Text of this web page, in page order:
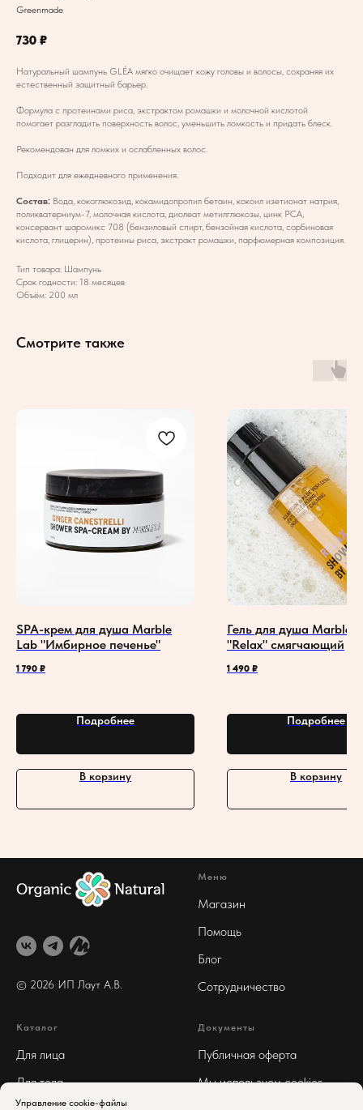
Greenmade
730 ₽
Натуральный шампунь GLÉA мягко очищает кожу головы и волосы, сохраняя их
естественный защитный барьер.
Формула с протеинами риса, экстрактом ромашки и молочной кислотой
помогает разгладить поверхность волос, уменьшить ломкость и придать блеск.
Рекомендован для ломких и ослабленных волос.
Подходит для ежедневного применения.
Состав: Вода, кокоглюкозид, кокамидопропил бетаин, кокоил изетионат натрия,
поликватерниум-7, молочная кислота, диолеат метилглюкозы, цинк РСА,
консервант шаромикс 708 (бензиловый спирт, бензойная кислота, сорбиновая
кислота, глицерин), протеины риса, экстракт ромашки, парфюмерная композиция.
Тип товара: Шампунь
Срок годности: 18 месяцев
Объём: 200 мл
Смотрите также
SPA-крем для душа Marble
Lab "Имбирное печенье"
1 790 ₽
Подробнее
В корзину
Гель для душа Marble
"Relax" смягчающий
1 490 ₽
Подробнее
В корзину
© 2026 ИП Лаут А.В.
Меню
Магазин
Помощь
Блог
Сотрудничество
Каталог
Для лица
Для тела
Документы
Публичная оферта
Мы используем cookies
Управление cookie-файлы